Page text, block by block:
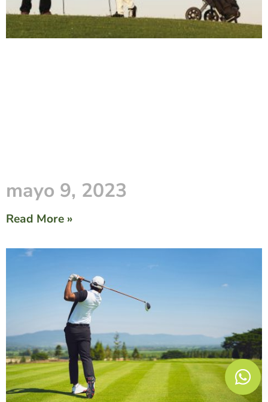
mayo 9, 2023
Read More »